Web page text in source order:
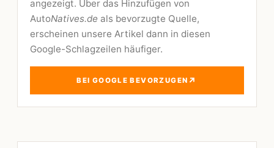
angezeigt. Über das Hinzufügen von
AutoNatives.de als bevorzugte Quelle,
erscheinen unsere Artikel dann in diesen
Google-Schlagzeilen häufiger.
BEI GOOGLE BEVORZUGEN ↗